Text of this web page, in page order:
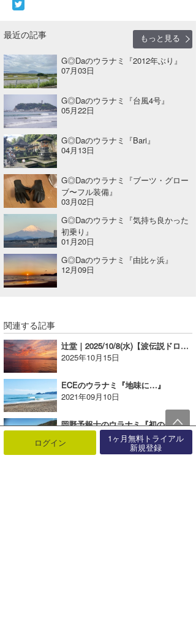
最近の記事
もっと見る
G◎Daのウラナミ『2012年ぶり』
07月03日
G◎Daのウラナミ『台風4号』
05月22日
G◎Daのウラナミ『Bari』
04月13日
G◎Daのウラナミ『ブーツ・グロー
ブ〜フル装備』
03月02日
G◎Daのウラナミ『気持ち良かった
初乗り』
01月20日
G◎Daのウラナミ『由比ヶ浜』
12月09日
関連する記事
辻堂｜2025/10/8(水)【波伝説ドローン】たっちーの空撮
2025年10月15日
ECEのウラナミ『地味に…』
2021年09月10日
岡野予報士のウラナミ『初のチマジャ③』
2020年06月23日
ログイン 1ヶ月無料トライアル
新規登録